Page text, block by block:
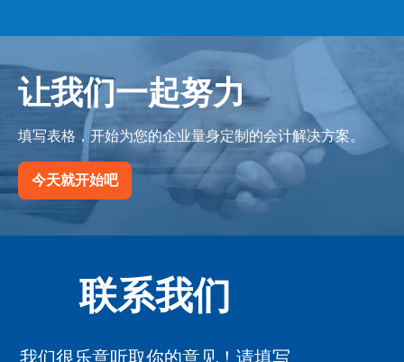
让我们一起努力
填写表格，开始为您的企业量身定制的会计解决方案。
今天就开始吧
联系我们